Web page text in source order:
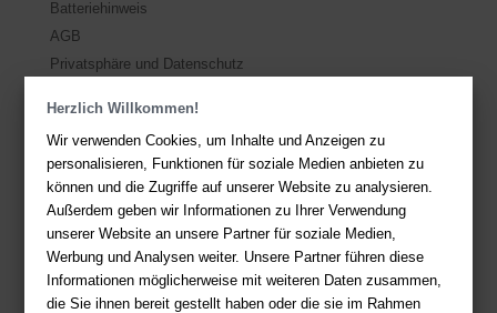
Herzlich Willkommen!
Wir verwenden Cookies, um Inhalte und Anzeigen zu
personalisieren, Funktionen für soziale Medien anbieten zu
können und die Zugriffe auf unserer Website zu analysieren.
Außerdem geben wir Informationen zu Ihrer Verwendung
unserer Website an unsere Partner für soziale Medien,
Werbung und Analysen weiter. Unsere Partner führen diese
Informationen möglicherweise mit weiteren Daten zusammen,
die Sie ihnen bereit gestellt haben oder die sie im Rahmen
Batteriehinweis
AGB
Privatsphäre und Datenschutz
Sie haben Fragen? Hier finden Sie Antworten auf häufig gestellte
Fragen.
Fragen per E-Mail: service@deutsche-buchhandlung.de
Telefon: +49 (0)511 - 982 684 41
Ihre Vorteile bei uns